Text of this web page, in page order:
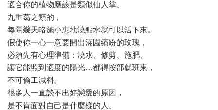
適合你的植物應該是類似仙人掌、
九重葛之類的，
每隔幾天略施小惠地澆點水就可以活下來。
假使你一心一意要開出滿園繽紛的玫瑰，
必須先有心理準備：澆水、修剪、施肥、
讓它能照到適度的陽光…都得按部就班來，
不可偷工減料。
很多人一直談不出好戀愛的原因，
是不肯面對自己是什麼樣的人、